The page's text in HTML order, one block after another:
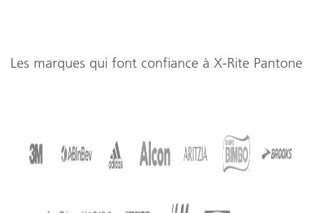
Les marques qui font confiance à X-Rite Pantone